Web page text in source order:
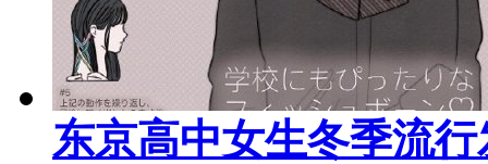
东京高中女生冬季流